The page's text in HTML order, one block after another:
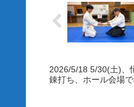
2026/5/18 5/30(土)、
錬打ち、ホール会場